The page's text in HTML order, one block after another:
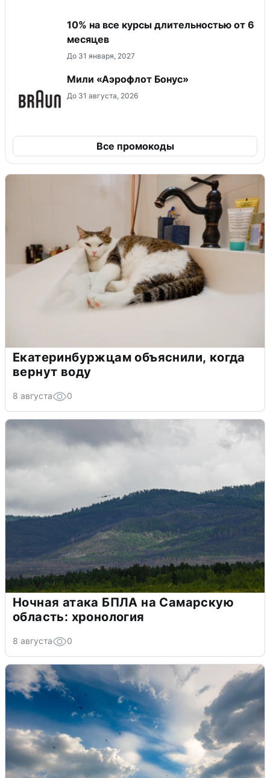
10% на все курсы длительностью от 6
месяцев
До 31 января, 2027
Мили «Аэрофлот Бонус»
До 31 августа, 2026
Все промокоды
Екатеринбуржцам объяснили, когда
вернут воду
8 августа 0
Ночная атака БПЛА на Самарскую
область: хронология
8 августа 0